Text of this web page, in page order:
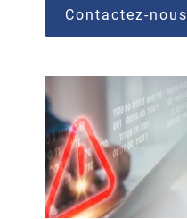
Contactez-nous